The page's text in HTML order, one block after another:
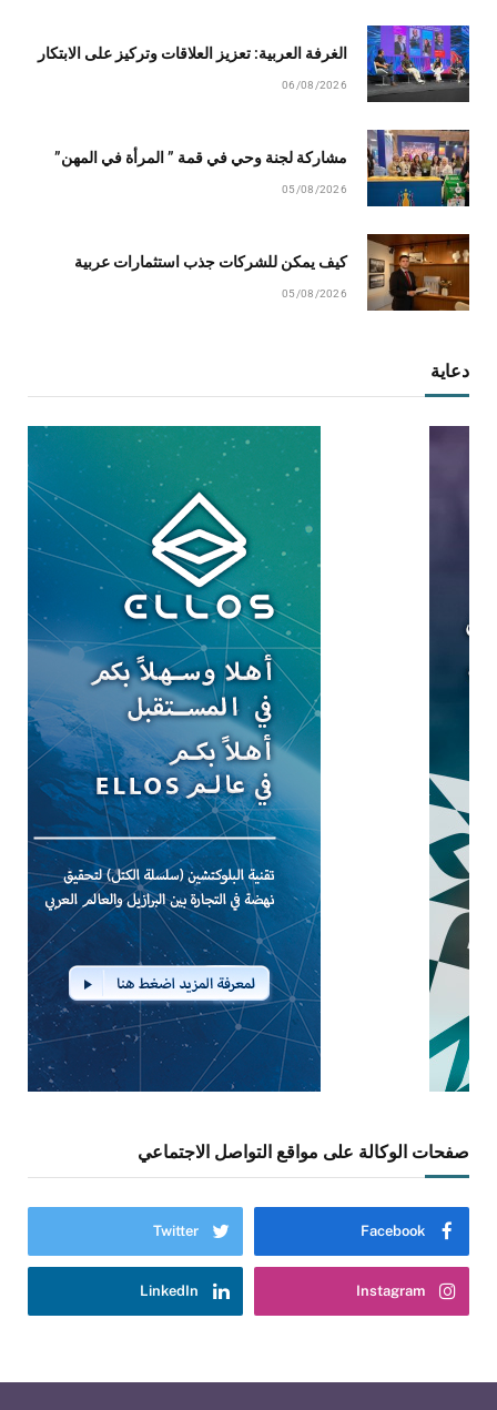
الغرفة العربية: تعزيز العلاقات وتركيز على الابتكار
06/08/2026
مشاركة لجنة وحي في قمة ” المرأة في المهن”
05/08/2026
كيف يمكن للشركات جذب استثمارات عربية
05/08/2026
دعاية
صفحات الوكالة على مواقع التواصل الاجتماعي
Facebook
Twitter
Instagram
LinkedIn